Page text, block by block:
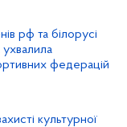
рф та білорусі
ухвалила
федерацій
культурної